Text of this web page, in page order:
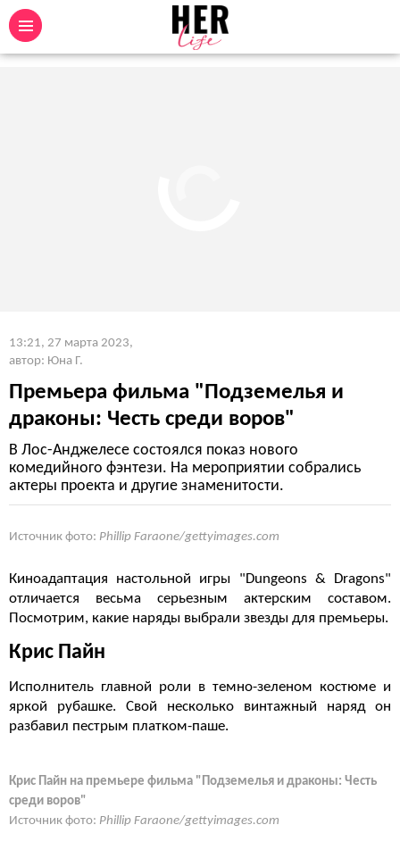
13:21, 27 марта 2023,
автор: Юна Г.
Премьера фильма "Подземелья и
драконы: Честь среди воров"
В Лос-Анджелесе состоялся показ нового
комедийного фэнтези. На мероприятии собрались
актеры проекта и другие знаменитости.
Источник фото: Phillip Faraone/gettyimages.com
Киноадаптация настольной игры "Dungeons & Dragons"
отличается весьма серьезным актерским составом.
Посмотрим, какие наряды выбрали звезды для премьеры.
Крис Пайн
Исполнитель главной роли в темно-зеленом костюме и
яркой рубашке. Свой несколько винтажный наряд он
разбавил пестрым платком-паше.
Крис Пайн на премьере фильма "Подземелья и драконы: Честь
среди воров"
Источник фото: Phillip Faraone/gettyimages.com